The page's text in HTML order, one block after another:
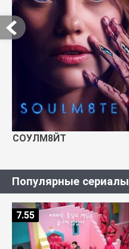
СОУЛМ8ЙТ
Популярные сериалы
7.55